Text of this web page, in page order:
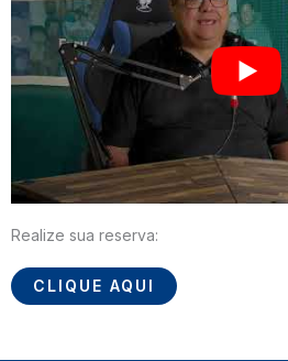
Realize sua reserva:
CLIQUE AQUI